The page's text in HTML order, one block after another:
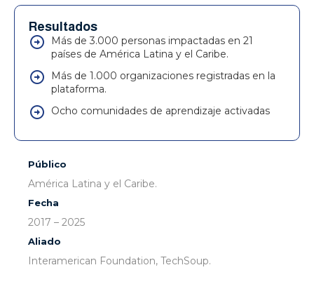
Resultados
Más de 3.000 personas impactadas en 21
países de América Latina y el Caribe.
Más de 1.000 organizaciones registradas en la
plataforma.
Ocho comunidades de aprendizaje activadas
Público
América Latina y el Caribe.
Fecha
2017 – 2025
Aliado
Interamerican Foundation, TechSoup.